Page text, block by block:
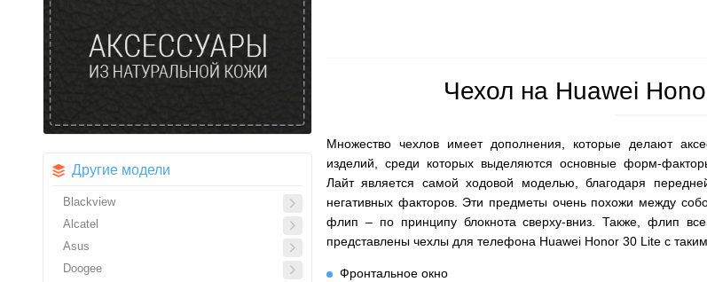
Другие модели
Blackview
Alcatel
Asus
Doogee
Чехол на Huawei
Множество чехлов имеет дополнения, которые делают
изделий, среди которых выделяются основные форм-
Лайт является самой ходовой моделью, благодаря
негативных факторов. Эти предметы очень похожи между
флип – по принципу блокнота сверху-вниз. Также, флип
представлены чехлы для телефона Huawei Honor 30 Lite с
Фронтальное окно